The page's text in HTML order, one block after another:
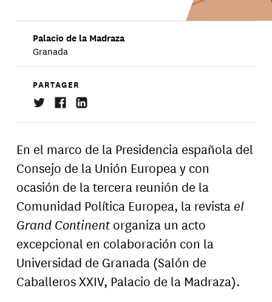
Palacio de la Madraza
Granada
PARTAGER
En el marco de la Presidencia española del
Consejo de la Unión Europea y con
ocasión de la tercera reunión de la
Comunidad Política Europea, la revista el
Grand Continent organiza un acto
excepcional en colaboración con la
Universidad de Granada (Salón de
Caballeros XXIV, Palacio de la Madraza).